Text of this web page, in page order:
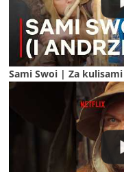
Sami Swoi | Za